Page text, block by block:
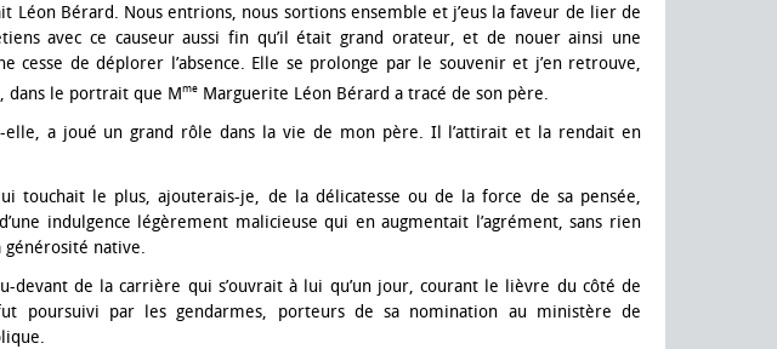
Léon Bérard. Nous entrions, nous sortions ensemble et j’eus la faveur de lier de
avec ce causeur aussi fin qu’il était grand orateur, et de nouer ainsi une
cesse de déplorer l’absence. Elle se prolonge par le souvenir et j’en retrouve,
dans le portrait que Mme Marguerite Léon Bérard a tracé de son père.
elle, a joué un grand rôle dans la vie de mon père. Il l’attirait et la rendait en
touchait le plus, ajouterais-je, de la délicatesse ou de la force de sa pensée,
indulgence légèrement malicieuse qui en augmentait l’agrément, sans rien
générosité native.
devant de la carrière qui s’ouvrait à lui qu’un jour, courant le lièvre du côté de
poursuivi par les gendarmes, porteurs de sa nomination au ministère de